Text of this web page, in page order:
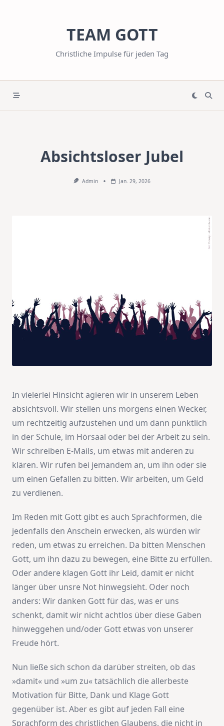
TEAM GOTT
Christliche Impulse für jeden Tag
Absichtsloser Jubel
Admin Jan. 29, 2026
In vielerlei Hinsicht agieren wir in unserem Leben
absichtsvoll. Wir stellen uns morgens einen Wecker,
um rechtzeitig aufzustehen und um dann pünktlich
in der Schule, im Hörsaal oder bei der Arbeit zu sein.
Wir schreiben E-Mails, um etwas mit anderen zu
klären. Wir rufen bei jemandem an, um ihn oder sie
um einen Gefallen zu bitten. Wir arbeiten, um Geld
zu verdienen.
Im Reden mit Gott gibt es auch Sprachformen, die
jedenfalls den Anschein erwecken, als würden wir
reden, um etwas zu erreichen. Da bitten Menschen
Gott, um ihn dazu zu bewegen, eine Bitte zu erfüllen.
Oder andere klagen Gott ihr Leid, damit er nicht
länger über unsre Not hinwegsieht. Oder noch
anders: Wir danken Gott für das, was er uns
schenkt, damit wir nicht achtlos über diese Gaben
hinweggehen und/oder Gott etwas von unserer
Freude hört.
Nun ließe sich schon da darüber streiten, ob das
»damit« und »um zu« tatsächlich die allerbeste
Motivation für Bitte, Dank und Klage Gott
gegenüber ist. Aber es gibt auf jeden Fall eine
Sprachform des christlichen Glaubens, die nicht in